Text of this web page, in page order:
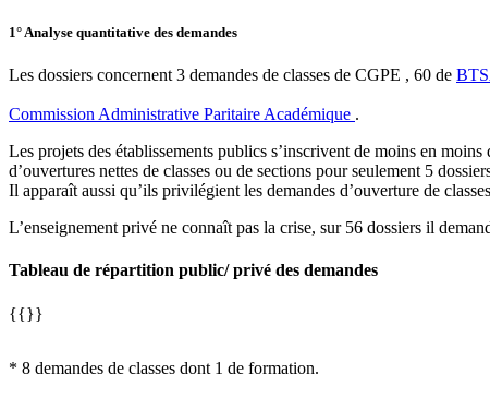
1° Analyse quantitative des demandes
Les dossiers concernent 3 demandes de classes de CGPE , 60 de
Commission Administrative Paritaire Académique .
Les projets des établissements publics s’inscrivent de moins en
d’ouvertures nettes de classes ou de sections pour seulement 5
Il apparaît aussi qu’ils privilégient les demandes d’ouverture de
L’enseignement privé ne connaît pas la crise, sur 56 dossiers il
Tableau de répartition public/ privé des demandes
{{}}
* 8 demandes de classes dont 1 de formation.